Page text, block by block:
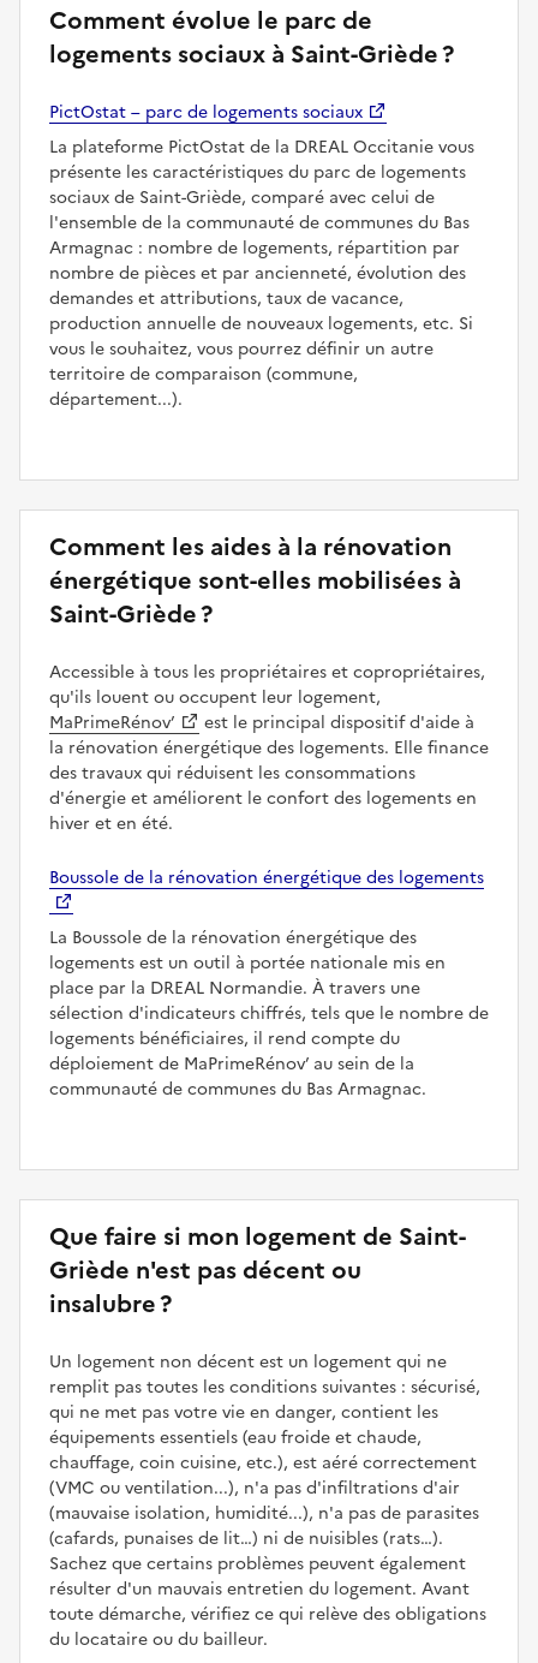
Comment évolue le parc de
logements sociaux à Saint-Griède ?
PictOstat – parc de logements sociaux
La plateforme PictOstat de la DREAL Occitanie vous
présente les caractéristiques du parc de logements
sociaux de Saint-Griède, comparé avec celui de
l'ensemble de la communauté de communes du Bas
Armagnac : nombre de logements, répartition par
nombre de pièces et par ancienneté, évolution des
demandes et attributions, taux de vacance,
production annuelle de nouveaux logements, etc. Si
vous le souhaitez, vous pourrez définir un autre
territoire de comparaison (commune,
département...).
Comment les aides à la rénovation
énergétique sont-elles mobilisées à
Saint-Griède ?
Accessible à tous les propriétaires et copropriétaires,
qu'ils louent ou occupent leur logement,
MaPrimeRénov’
est le principal dispositif d'aide à
la rénovation énergétique des logements. Elle finance
des travaux qui réduisent les consommations
d'énergie et améliorent le confort des logements en
hiver et en été.
Boussole de la rénovation énergétique des logements
La Boussole de la rénovation énergétique des
logements est un outil à portée nationale mis en
place par la DREAL Normandie. À travers une
sélection d'indicateurs chiffrés, tels que le nombre de
logements bénéficiaires, il rend compte du
déploiement de MaPrimeRénov’ au sein de la
communauté de communes du Bas Armagnac.
Que faire si mon logement de Saint-
Griède n'est pas décent ou
insalubre ?
Un logement non décent est un logement qui ne
remplit pas toutes les conditions suivantes : sécurisé,
qui ne met pas votre vie en danger, contient les
équipements essentiels (eau froide et chaude,
chauffage, coin cuisine, etc.), est aéré correctement
(VMC ou ventilation...), n'a pas d'infiltrations d'air
(mauvaise isolation, humidité...), n'a pas de parasites
(cafards, punaises de lit…) ni de nuisibles (rats…).
Sachez que certains problèmes peuvent également
résulter d'un mauvais entretien du logement. Avant
toute démarche, vérifiez ce qui relève des obligations
du locataire ou du bailleur.